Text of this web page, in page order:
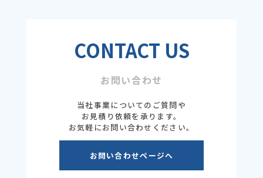
CONTACT US
お問い合わせ
当社事業についてのご質問や
お見積り依頼を承ります。
お気軽にお問い合わせください。
お問い合わせページへ